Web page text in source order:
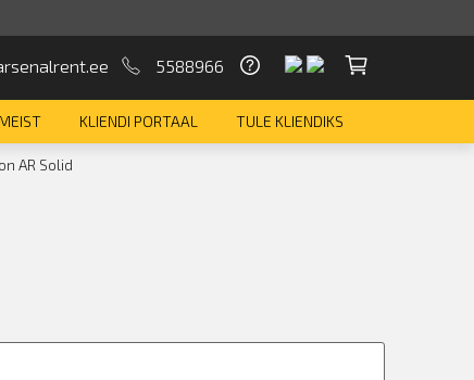
5588966
MEIST KLIENDI PORTAAL TULE KLIENDIKS
AR Solid